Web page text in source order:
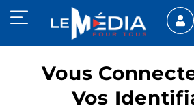
Vous
Vos